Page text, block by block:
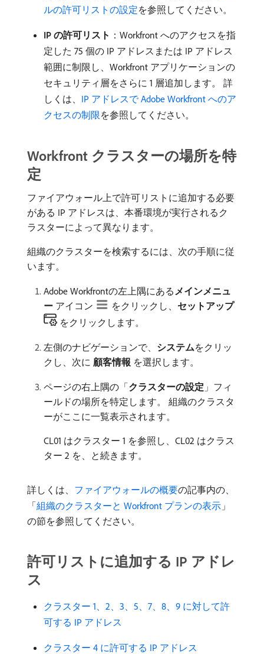
ルの許可リストの設定を参照してください。
IP の許可リスト ：Workfront へのアクセスを指
定した 75 個の IP アドレスまたは IP アドレス
範囲に制限し、Workfront アプリケーションの
セキュリティ層をさらに 1 層追加します。 詳
しくは、 IP アドレスで Adobe Workfront へのア
クセスの制限を参照してください。
Workfront クラスターの場所を特
定
ファイアウォール上で許可リストに追加する必要
がある IP アドレスは、本番環境が実行されるク
ラスターによって異なります。
組織のクラスターを検索するには、次の手順に従
います。
Adobe Workfrontの左上隅にある​メインメニュ
ー アイコン をクリックし、 セットアップ
をクリックします。
左側のナビゲーションで、 システム​をクリッ
クし、次に​ 顧客情報 ​を選択します。
ページの右上隅の「クラスターの設定 」フィ
ールドの場所を特定します。 組織のクラスタ
ーがここに一覧表示されます。
CL01 はクラスター 1 を参照し、CL02 はクラス
ター 2 を、と続きます。
詳しくは、 ファイアウォールの概要の記事内の、
「組織のクラスターと Workfront プランの表示 」
の節を参照してください。
許可リストに追加する IP アドレ
ス
クラスター 1、2、3、5、7、8、9 に対して許
可する IP アドレス
クラスター 4 に許可する IP アドレス